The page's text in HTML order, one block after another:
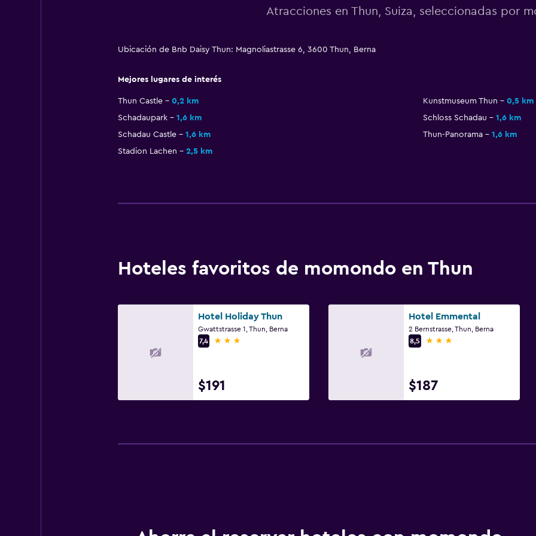
Atracciones en Thun, Suiza, seleccionadas por
Ubicación de Bnb Daisy Thun: Magnoliastrasse 6, 3600 Thun, Berna
Mejores lugares de interés
Thun Castle 0,2 km Kunstmuseum Thun
0,5 km
Schadaupark
1,6 km Schloss Schadau
1,6 km
Schadau Castle
1,6 km Thun-Panorama
1,6 km
Stadion Lachen
2,5 km
Hoteles favoritos de momondo en Thun
Hotel Holiday Thun
Gwattstrasse 1, Thun, Berna
7,4
3 estrellas
$191
Hotel Emmental
2 Bernstrasse, Thun, Berna
8,5
3 estrellas
$187